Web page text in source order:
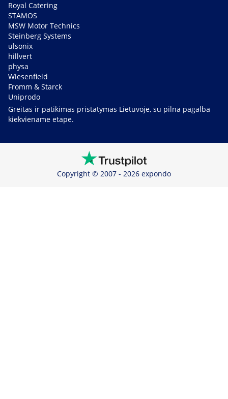
Royal Catering
STAMOS
MSW Motor Technics
Steinberg Systems
ulsonix
hillvert
physa
Wiesenfield
Fromm & Starck
Uniprodo
Greitas ir patikimas pristatymas Lietuvoje, su pilna pagalba
kiekviename etape.
Copyright © 2007 - 2026 expondo